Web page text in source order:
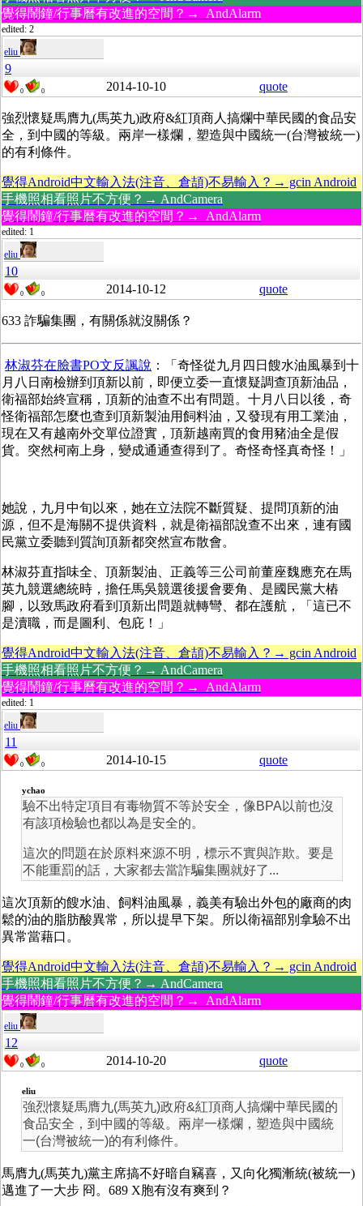
覺得鬧鐘/行事曆有改進的空間？→ AndAlarm
edited: 2
eliu
9
0 0 2014-10-10 quote
強烈懷疑馬膺九(馬英九)政府&紅頂商人搞爛中華民國的食品安
全，到中國的等級。兩岸一樣爛，塑造與中國統一(台灣被統一)
的有利條件。
覺得Android中文輸入法(注音、倉頡)不易輸入？→ gcin Android
手機照相看照片不方便？→ AndCamera
覺得鬧鐘/行事曆有改進的空間？→ AndAlarm
edited: 1
eliu
10
0 0 2014-10-12 quote
633 詐騙集團，有關係就沒關係？
林淑芬在臉書PO文反諷說 ：「奇怪從九月四日餿水油風暴到十
月八日南檢辦到頂新以前，即便立委一直懷疑調查頂新油品，
衛福部始終宣稱，頂新的油查不出有問題。十月八日以後，奇
怪衛福部怎麼也查到頂新製油用飼料油，又發現有用工業油，
現在又有越南外交單位證實，頂新越南買的食用豬油全是假
貨。突然柯南上身，變成通通查得到了。奇怪奇怪真奇怪！」
她說，九月中旬以來，她在立法院不斷質疑、提問頂新的油
源，但不是海關不提供資料，就是衛福部說查不出來，連有國
民黨立委聽到質詢頂新都突然宣布散會。
林淑芬直指味全、頂新製油、正義等三公司前董座魏應充在馬
英九競選總統時，擔任馬吳競選後援會要角、是國民黨大樁
腳，以致馬政府看到頂新出問題就轉彎、都在護航，「這已不
是瀆職，而是圖利、包庇！」
覺得Android中文輸入法(注音、倉頡)不易輸入？→ gcin Android
手機照相看照片不方便？→ AndCamera
覺得鬧鐘/行事曆有改進的空間？→ AndAlarm
edited: 1
eliu
11
0 0 2014-10-15 quote
ychao
驗不出特定項目有毒物質不等於安全，像BPA以前也沒
有該項檢驗也都以為是安全的。
這次的問題在於原料來源不明，標示不實與詐欺。要是
不能重罰的話，大家都去當詐騙集團就好了...
這次頂新的餿水油、飼料油風暴，義美有驗出外包的廠商的肉
鬆的油的脂肪酸異常，所以提早下架。所以衛福部別拿驗不出
異常當藉口。
覺得Android中文輸入法(注音、倉頡)不易輸入？→ gcin Android
手機照相看照片不方便？→ AndCamera
覺得鬧鐘/行事曆有改進的空間？→ AndAlarm
eliu
12
0 0 2014-10-20 quote
eliu
強烈懷疑馬膺九(馬英九)政府&紅頂商人搞爛中華民國的
食品安全，到中國的等級。兩岸一樣爛，塑造與中國統
一(台灣被統一)的有利條件。
馬膺九(馬英九)黨主席搞不好暗自竊喜，又向化獨漸統(被統一)
邁進了一大步 冏。689 X胞有沒有爽到？